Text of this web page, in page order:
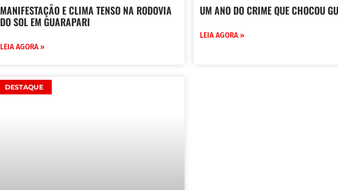
MANIFESTAÇÃO E CLIMA TENSO NA RODOVIA
DO SOL EM GUARAPARI
LEIA AGORA »
UM ANO DO CRIME QUE CHOCOU
LEIA AGORA »
DESTAQUE